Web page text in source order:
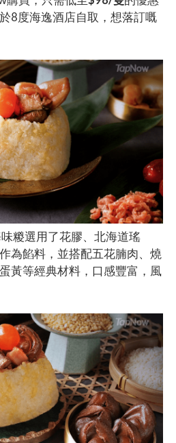
8度海逸酒店自取，想落訂嘅
糉選用了花膠、北海道瑤
為餡料，並搭配五花腩肉、燒
黃等經典材料，口感豐富，風